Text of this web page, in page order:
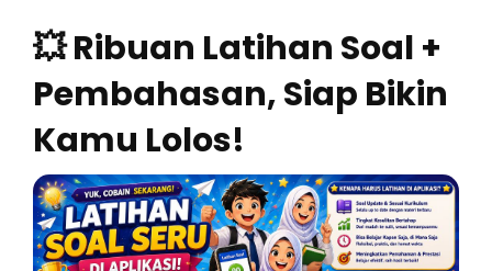
💥 Ribuan Latihan Soal +
Pembahasan, Siap Bikin
Kamu Lolos!